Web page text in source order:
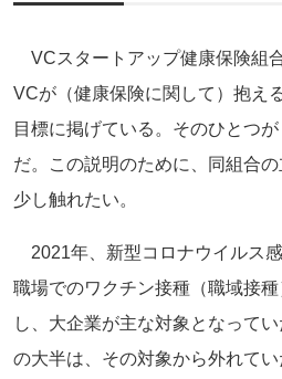
VCスタートアップ健康保険組
VCが（健康保険に関して）抱え
目標に掲げている。そのひとつが
だ。この説明のために、同組合
少し触れたい。
2021年、新型コロナウイルス感
職場でのワクチン接種（職域接
し、大企業が主な対象となって
の大半は、その対象から外れて